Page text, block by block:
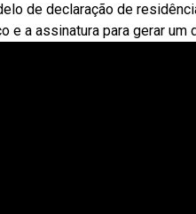
de declaração de
a assinatura para gerar um